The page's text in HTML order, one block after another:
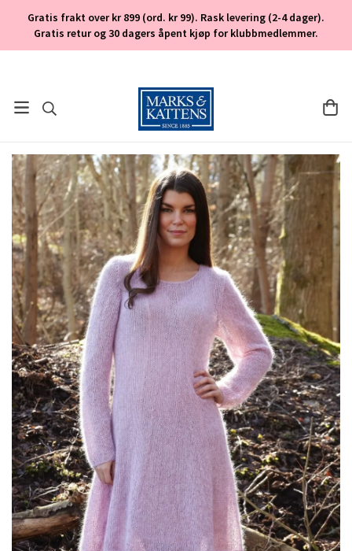
Gratis frakt over kr 899 (ord. kr 99). Rask levering (2-4 dager).
Gratis retur og 30 dagers åpent kjøp for klubbmedlemmer.